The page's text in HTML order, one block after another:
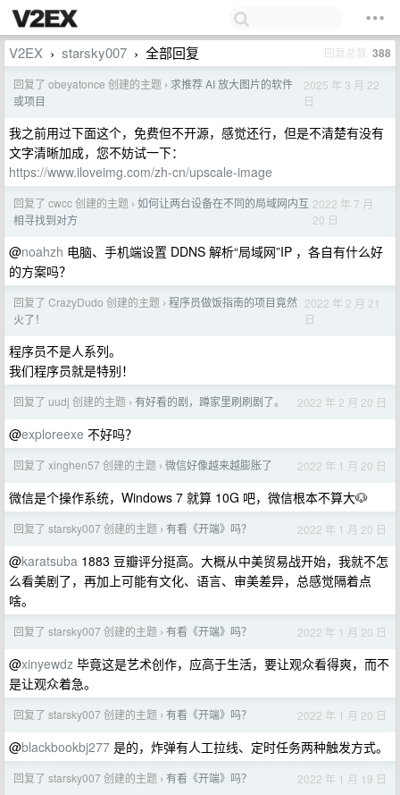
V2EX › starsky007 › 全部回复 回复总数 388
回复了 obeyatonce 创建的主题 › 求推荐 AI 放大图片的软件
或项目
2025 年 3 月 22
日
我之前用过下面这个，免费但不开源，感觉还行，但是不清楚有没有
文字清晰加成，您不妨试一下：
https://www.iloveimg.com/zh-cn/upscale-image
回复了 cwcc 创建的主题 › 如何让两台设备在不同的局域网内互
相寻找到对方
2022 年 7 月
20 日
@noahzh 电脑、手机端设置 DDNS 解析“局域网”IP ，各自有什么好
的方案吗？
回复了 CrazyDudo 创建的主题 › 程序员做饭指南的项目竟然
火了！
2022 年 2 月 21
日
程序员不是人系列。
我们程序员就是特别！
回复了 uudj 创建的主题 › 有好看的剧，蹲家里刷刷剧了。 2022 年 2 月 20 日
@exploreexe 不好吗？
回复了 xinghen57 创建的主题 › 微信好像越来越膨胀了 2022 年 1 月 20 日
微信是个操作系统，Windows 7 就算 10G 吧，微信根本不算大🐶
回复了 starsky007 创建的主题 › 有看《开端》吗？ 2022 年 1 月 20 日
@karatsuba 1883 豆瓣评分挺高。大概从中美贸易战开始，我就不怎
么看美剧了，再加上可能有文化、语言、审美差异，总感觉隔着点
啥。
回复了 starsky007 创建的主题 › 有看《开端》吗？ 2022 年 1 月 20 日
@xinyewdz 毕竟这是艺术创作，应高于生活，要让观众看得爽，而不
是让观众着急。
回复了 starsky007 创建的主题 › 有看《开端》吗？ 2022 年 1 月 20 日
@blackbookbj277 是的，炸弹有人工拉线、定时任务两种触发方式。
回复了 starsky007 创建的主题 › 有看《开端》吗？ 2022 年 1 月 19 日